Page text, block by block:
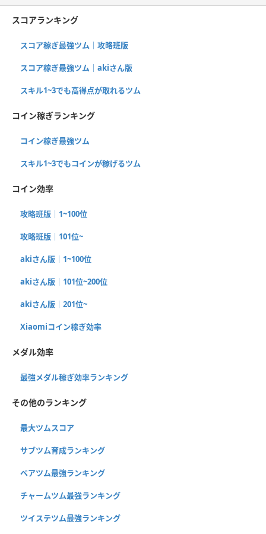
スコアランキング
スコア稼ぎ最強ツム｜攻略班版
スコア稼ぎ最強ツム｜akiさん版
スキル1~3でも高得点が取れるツム
コイン稼ぎランキング
コイン稼ぎ最強ツム
スキル1~3でもコインが稼げるツム
コイン効率
攻略班版｜1~100位
攻略班版｜101位~
akiさん版｜1~100位
akiさん版｜101位~200位
akiさん版｜201位~
Xiaomiコイン稼ぎ効率
メダル効率
最強メダル稼ぎ効率ランキング
その他のランキング
最大ツムスコア
サブツム育成ランキング
ペアツム最強ランキング
チャームツム最強ランキング
ツイステツム最強ランキング